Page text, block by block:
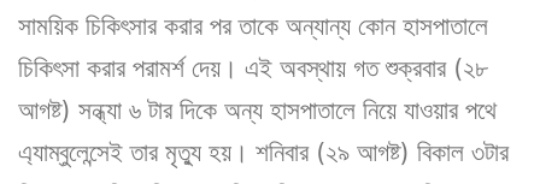
সাময়িক চিকিৎসার করার পর তাকে অন্যান্য কোন হাসপাতালে
চিকিৎসা করার পরামর্শ দেয়। এই অবস্থায় গত শুক্রবার (২৮
আগষ্ট) সন্ধ্যা ৬ টার দিকে অন্য হাসপাতালে নিয়ে যাওয়ার পথে
এ্যাম্বুলেন্সেই তার মৃত্যু হয়। শনিবার (২৯ আগষ্ট) বিকাল ৩টার